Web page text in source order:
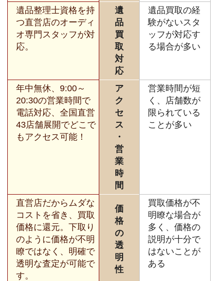
遺品整理士資格を持
つ直営店のオーディ
オ専門スタッフが対
応。
遺
品
買
取
対
応
遺品買取の経
験がないスタ
ッフが対応す
る場合が多い
年中無休、9:00～
20:30の営業時間で
電話対応、全国直営
43店舗展開でどこで
もアクセス可能！
ア
ク
セ
ス
・
営
業
時
間
営業時間が短
く、店舗数が
限られている
ことが多い
直営店だからムダな
コストを省き、買取
価格に還元。下取り
のように価格が不明
瞭ではなく、明確で
透明な査定が可能で
す。
価
格
の
透
明
性
買取価格が不
明瞭な場合が
多く、価格の
説明が十分で
はないことが
ある